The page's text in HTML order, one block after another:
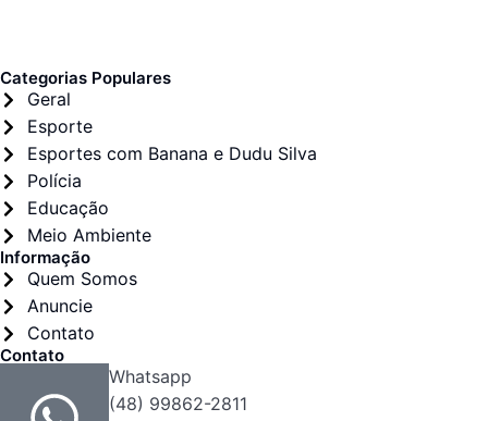
Categorias Populares
Geral
Esporte
Esportes com Banana e Dudu Silva
Polícia
Educação
Meio Ambiente
Informação
Quem Somos
Anuncie
Contato
Contato
Whatsapp
(48) 99862-2811